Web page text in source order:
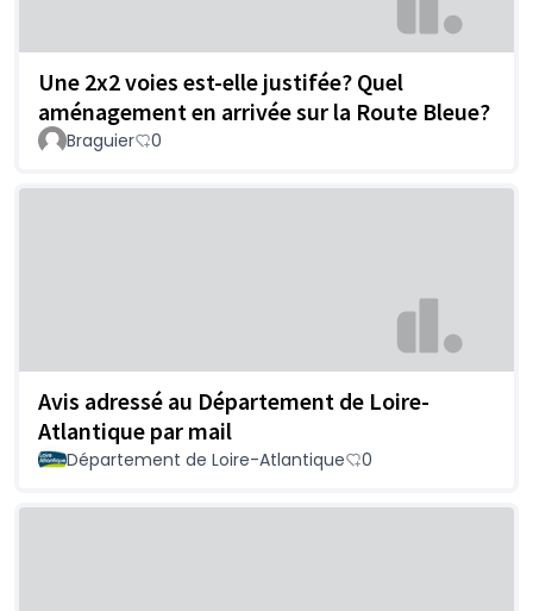
Une 2x2 voies est-elle justifée? Quel
aménagement en arrivée sur la Route Bleue?
Braguier 0
Avis adressé au Département de Loire-
Atlantique par mail
Département de Loire-Atlantique 0